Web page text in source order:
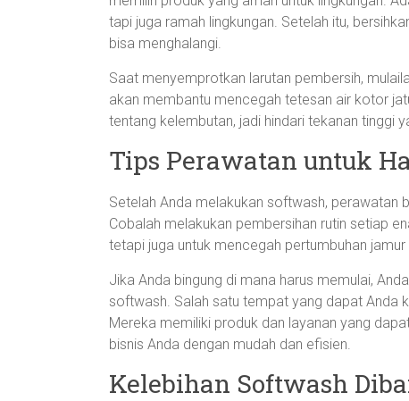
tapi juga ramah lingkungan. Setelah itu,
bisa menghalangi.
Saat menyemprotkan larutan pembersih,
akan membantu mencegah tetesan air kotor
tentang kelembutan, jadi hindari tekanan tinggi
Tips Perawatan untuk
Setelah Anda melakukan softwash, perawatan
Cobalah melakukan pembersihan rutin setiap
tetapi juga untuk mencegah pertumbuhan
Jika Anda bingung di mana harus memulai,
softwash. Salah satu tempat yang dapat Anda
Mereka memiliki produk dan layanan yang
bisnis Anda dengan mudah dan efisien.
Kelebihan Softwash